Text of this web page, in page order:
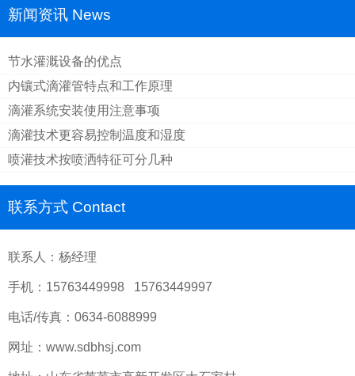
新闻资讯 News
节水灌溉设备的优点
内镶式滴灌管特点和工作原理
滴灌系统安装使用注意事项
滴灌技术更容易控制温度和湿度
喷灌技术按喷洒特征可分几种
联系方式 Contact
联系人：杨经理
手机：15763449998 15763449997
电话/传真：0634-6088999
网址：www.sdbhsj.com